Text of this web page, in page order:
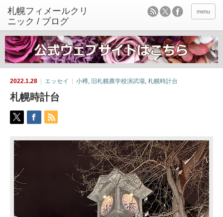
menu
2022.1.28 エッセイ 小樽, 旧札幌農学校演武場, 札幌時計台
札幌時計台